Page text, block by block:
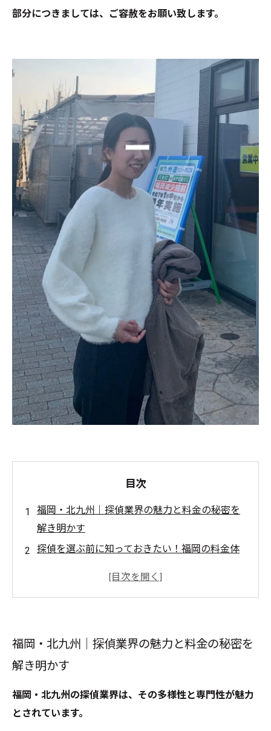
部分につきましては、ご容赦をお願い致します。
目次
福岡・北九州｜探偵業界の魅力と料金の秘密を
解き明かす
探偵を選ぶ前に知っておきたい！福岡の料金体
あなたにぴったりの探偵はどこに？福岡の選び
方ガイド
理想の探偵を見つけた！福岡探偵業界の未来と
福岡・北九州｜探偵業界の魅力と料金の秘密を
解き明かす
福岡・北九州の探偵業界は、その多様性と専門性が魅力
とされています。